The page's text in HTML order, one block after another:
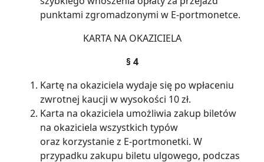
punktami zgromadzonymi w E-portmonetce.
KARTA NA OKAZICIELA
§ 4
Kartę na okaziciela wydaje się po wpłaceniu
zwrotnej kaucji w wysokości 10 zł.
Karta na okaziciela umożliwia zakup biletów
na okaziciela wszystkich typów
oraz korzystanie z E-portmonetki. W
przypadku zakupu biletu ulgowego, podczas